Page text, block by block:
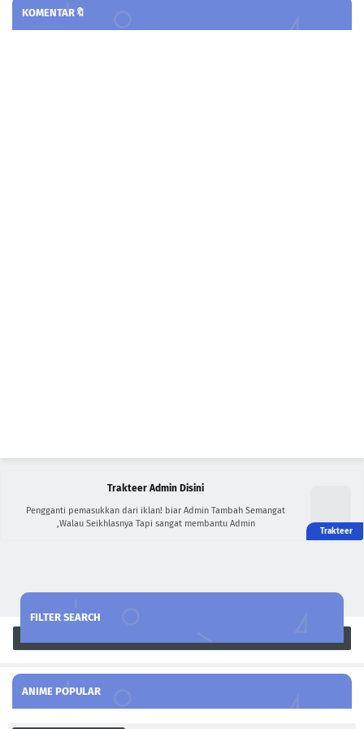
KOMENTAR🔖
Trakteer Admin Disini
Pengganti pemasukkan dari iklan! biar Admin Tambah Semangat
,Walau Seikhlasnya Tapi sangat membantu Admin
FILTER SEARCH
ANIME POPULAR